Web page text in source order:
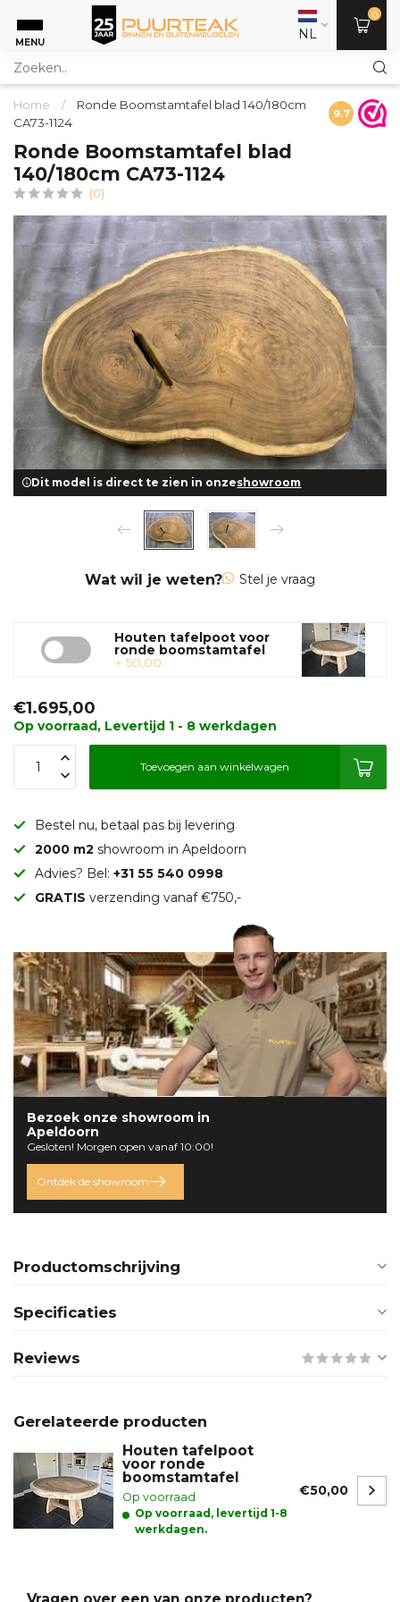
MENU NL
0
Home /
Ronde Boomstamtafel blad 140/180cm
CA73-1124
9.7
Ronde Boomstamtafel blad
140/180cm CA73-1124
(0)
Dit model is direct te zien in onzeshowroom
Wat wil je weten? Stel je vraag
Houten tafelpoot voor
ronde boomstamtafel
+ 50,00
€1.695,00
Op voorraad, Levertijd 1 - 8 werkdagen
Toevoegen aan winkelwagen
Bestel nu, betaal pas bij levering
2000 m2 showroom in Apeldoorn
Advies? Bel: +31 55 540 0998
GRATIS verzending vanaf €750,-
Bezoek onze showroom in
Apeldoorn
Gesloten! Morgen open vanaf 10:00!
Ontdek de showroom
Productomschrijving
Specificaties
Reviews
Gerelateerde producten
Houten tafelpoot
voor ronde
boomstamtafel
Op voorraad
Op voorraad, levertijd 1-8
werkdagen.
€50,00
Vragen over een van onze producten?